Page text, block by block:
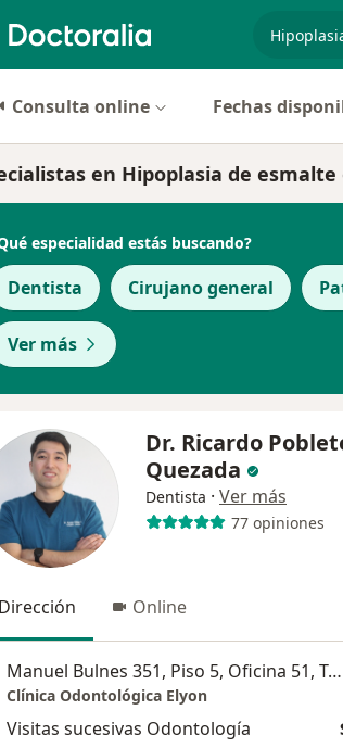
Consulta online Fechas
en Hipoplasia de esmalte
especialidad estás buscando?
Dentista Cirujano general
Ver más
Dr. Ricardo
Quezada
Dentista · Ver más
77 opiniones
Dirección Online
Manuel Bulnes 351, Piso 5, Oficina 51, Temuco
Clínica Odontológica Elyon
Visitas sucesivas Odontología